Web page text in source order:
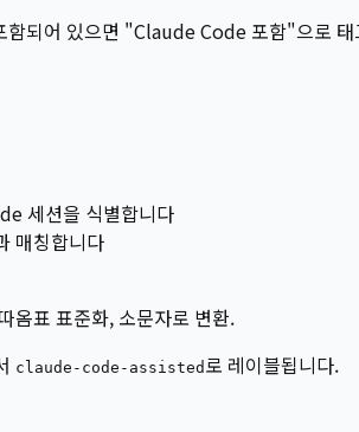
되어 있으면 "Claude Code 포함"으로
세션을 식별합니다
매칭합니다
옴표 표준화, 소문자로 변환.
claude-code-assisted 로 레이블됩니다.